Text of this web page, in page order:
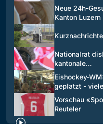
Neue 24h-
Kanton Luzern
Nationalrat
kantonale…
Eishockey-
geplatzt -
Vorschau
Reuteler